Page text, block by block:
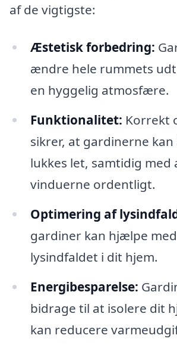
af de vigtigste:
Æstetisk forbedring:
ændre hele rummets
en hyggelig atmosfære.
Funktionalitet: Korrekt
sikrer, at gardinerne kan
lukkes let, samtidig
vinduerne ordentligt.
Optimering af
gardiner kan hjælpe
lysindfaldet i dit hjem.
Energibesparelse:
bidrage til at isolere dit
kan reducere